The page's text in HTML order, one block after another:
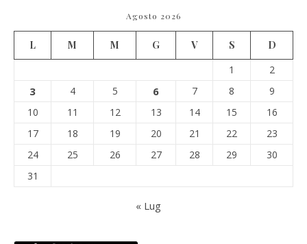
Agosto 2026
L M M G V S
D
1
2
3 4 5 6 7 8
9
10
11 12 13 14 15
16
17
18 19 20 21 22
23
24
25 26 27 28 29
30
31
« Lug